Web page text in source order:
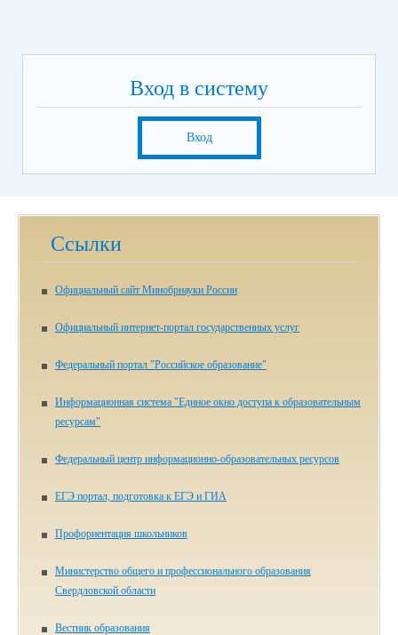
Вход в систему
Вход
Ссылки
Официальный сайт Минобрнауки России
Официальный интернет-портал государственных услуг
Федеральный портал "Российское образование"
Информационная система "Единое окно доступа к образовательным
ресурсам"
Федеральный центр информационно-образовательных ресурсов
ЕГЭ портал, подготовка к ЕГЭ и ГИА
Профориентация школьников
Министерство общего и профессионального образования
Свердловской области
Вестник образования